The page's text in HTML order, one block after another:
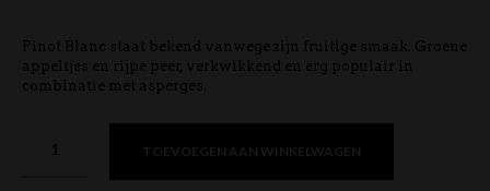
Pinot Blanc staat bekend vanwege zijn fruitige smaak. Groene
appeltjes en rijpe peer, verkwikkend en erg populair in
combinatie met asperges.
TOEVOEGEN AAN WINKELWAGEN